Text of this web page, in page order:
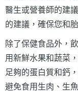
醫生或營養師的建
的建議，確保您和
除了保健食品外，
用新鮮水果和蔬菜
足夠的蛋白質和鈣
避免食用生肉、生